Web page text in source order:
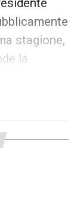
stagione,
la
di
tutte le